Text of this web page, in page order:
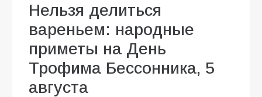
Нельзя делиться
вареньем: народные
приметы на День
Трофима Бессонника, 5
августа